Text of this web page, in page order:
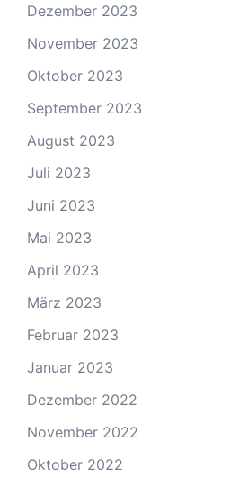
Dezember 2023
November 2023
Oktober 2023
September 2023
August 2023
Juli 2023
Juni 2023
Mai 2023
April 2023
März 2023
Februar 2023
Januar 2023
Dezember 2022
November 2022
Oktober 2022